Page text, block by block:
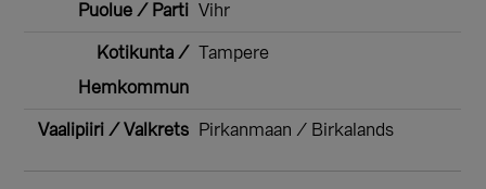
Vihr
Tampere
Pirkanmaan / Birkalands